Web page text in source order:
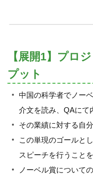
【展開1】プロ
プット
中国の科学者でノー
介文を読み、QAにて
その業績に対する自
この単現のゴールと
スピーチを行うこと
ノーベル賞について